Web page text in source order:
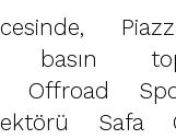
basın
Offroad
Safa